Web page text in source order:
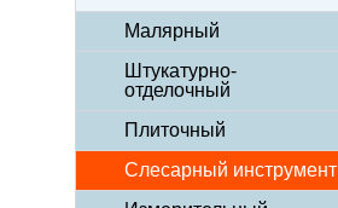
Малярный
Штукатурно-
отделочный
Плиточный
Слесарный инструмент